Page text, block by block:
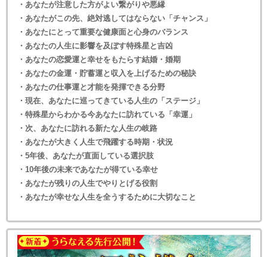
・あなたが注意した方がよい繋がりや悪縁
・あなたがこの先、絶対逃してはならない「チャンス」
・あなたにとって重要な健康面と心身のバランス
・あなたの人生に影響を及ぼす特殊星と吉凶
・あなたの恋愛運と幸せをもたらす結婚・婚期
・あなたの金運・貯蓄運と収入を上げるための秘訣
・あなたの仕事運と才能を発揮できる分野
・現在、あなたに巡ってきている人生の「ステージ」
・特殊星からわかる今あなたに訪れている「幸運」
・次、あなたに訪れる新たな人生の岐路
・あなたが大きく人生で飛躍する時期・状況
・5年後、あなたが直面している選択肢
・10年後の未来であなたが得ている幸せ
・あなたが残りの人生でやりとげる役割
・あなたが幸せな人生を全うするために大切なこと